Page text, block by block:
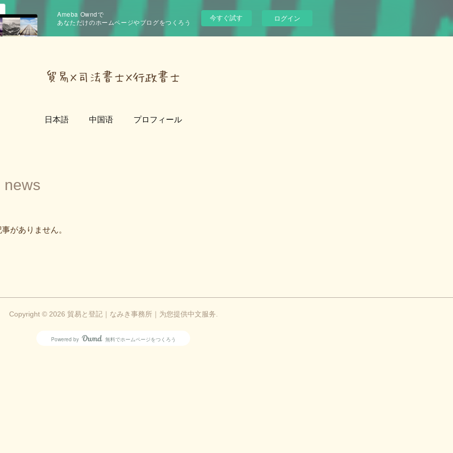
Ameba Owndで
あなただけのホームページやブログをつくろう
今すぐ試す ログイン
日本語 中国语 プロフィール
news
がありません。
Copyright © 2026 貿易と登記｜なみき事務所｜为您提供中文服务
Powered by AmebaOwnd
無料でホームページをつくろう